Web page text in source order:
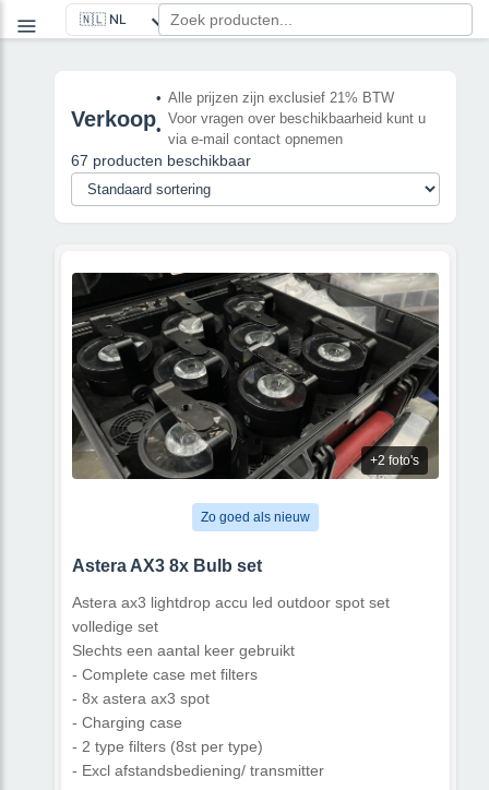
Verkoop
Alle prijzen zijn exclusief 21% BTW
Voor vragen over beschikbaarheid kunt u
via e-mail contact opnemen
67 producten beschikbaar
+2 foto's
Zo goed als nieuw
Astera AX3 8x Bulb set
Astera ax3 lightdrop accu led outdoor spot set
volledige set
Slechts een aantal keer gebruikt
- Complete case met filters
- 8x astera ax3 spot
- Charging case
- 2 type filters (8st per type)
- Excl afstandsbediening/ transmitter